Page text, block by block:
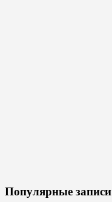
Популярные записи